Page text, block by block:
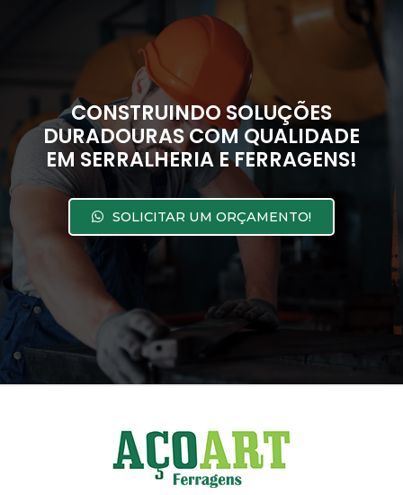
CONSTRUINDO SOLUÇÕES
DURADOURAS COM QUALIDADE
EM SERRALHERIA E FERRAGENS!
SOLICITAR UM ORÇAMENTO!